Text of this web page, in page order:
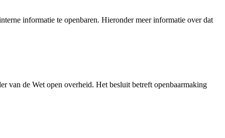
informatie te openbaren. Hieronder meer informatie over dat
van de Wet open overheid. Het besluit betreft openbaarmaking